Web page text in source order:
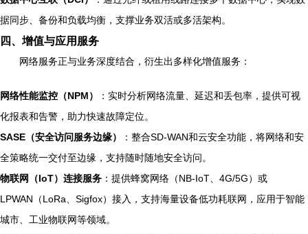
据同步、备份和负载均衡，支撑业务双活或多活架构。
四、增值与应用服务
网络服务正与业务深度结合，衍生出多样化增值服务：
网络性能监控（NPM）
：实时分析网络流量、延迟和丢包率，提供可视
化报表和告警，助力快速故障定位。
SASE（安全访问服务边缘）
：整合SD-WAN和云安全功能，将网络和安
全策略统一交付至边缘，支持随时随地安全访问。
物联网（IoT）连接服务 ：提供蜂窝网络（NB-IoT、4G/5G）或
LPWAN（LoRa、Sigfox）接入，支持海量设备低功耗联网，应用于智能
城市、工业物联网等领域。